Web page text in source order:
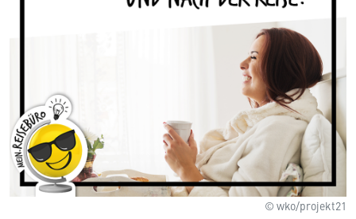
© wko/projekt21